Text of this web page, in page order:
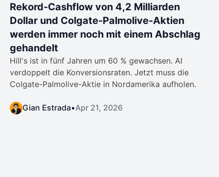
Rekord-Cashflow von 4,2 Milliarden
Dollar und Colgate-Palmolive-Aktien
werden immer noch mit einem Abschlag
gehandelt
Hill's ist in fünf Jahren um 60 % gewachsen. AI
verdoppelt die Konversionsraten. Jetzt muss die
Colgate-Palmolive-Aktie in Nordamerika aufholen.
Gian Estrada•Apr 21, 2026